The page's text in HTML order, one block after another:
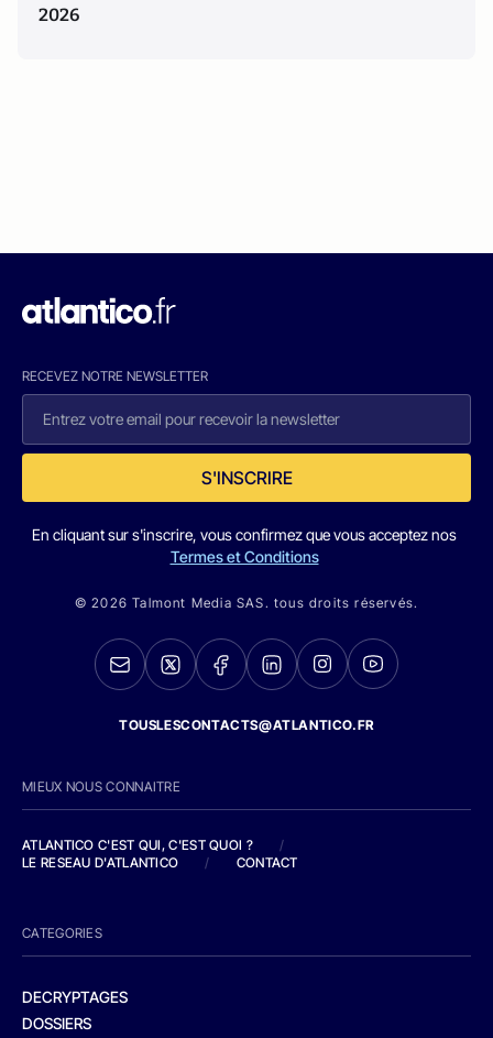
2026
RECEVEZ NOTRE NEWSLETTER
S'INSCRIRE
En cliquant sur s'inscrire, vous confirmez que vous acceptez nos
Termes et Conditions
© 2026 Talmont Media SAS. tous droits réservés.
TOUSLESCONTACTS@ATLANTICO.FR
MIEUX NOUS CONNAITRE
ATLANTICO C'EST QUI, C'EST QUOI ?
/
LE RESEAU D'ATLANTICO
/ CONTACT
CATEGORIES
DECRYPTAGES
DOSSIERS